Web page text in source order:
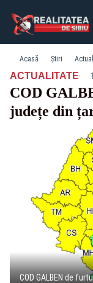
Acasă Știri
ACTUALITATE·
COD
județe din
COD GALBEN de